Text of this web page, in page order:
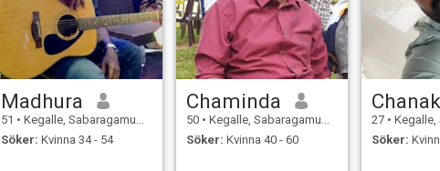
Madhura
51 • Kegalle, Sabaragamuwa, Sri Lanka
Söker: Kvinna 34 - 54
Chaminda
50 • Kegalle, Sabaragamuwa, Sri Lanka
Söker: Kvinna 40 - 60
27 • Kegalle,
Söker: